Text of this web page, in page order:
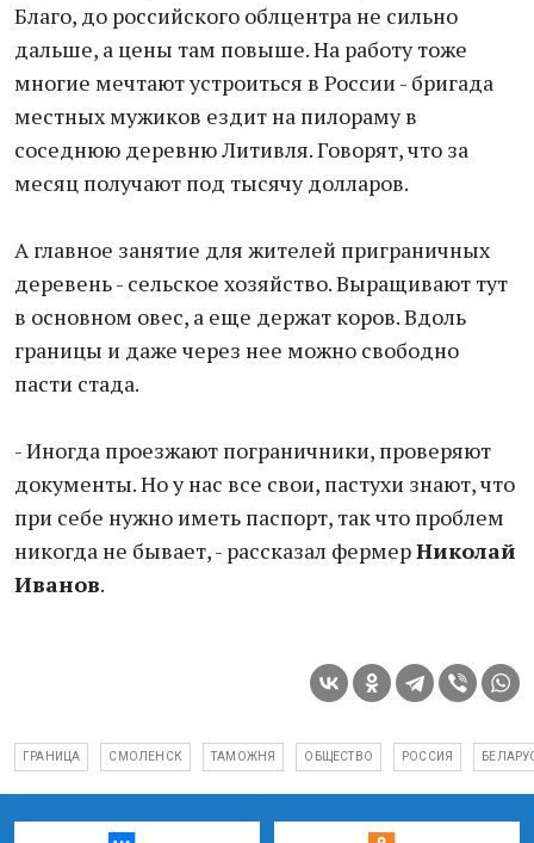
Благо, до российского облцентра не сильно
дальше, а цены там повыше. На работу тоже
многие мечтают устроиться в России - бригада
местных мужиков ездит на пилораму в
соседнюю деревню Литивля. Говорят, что за
месяц получают под тысячу долларов.
А главное занятие для жителей приграничных
деревень - сельское хозяйство. Выращивают тут
в основном овес, а еще держат коров. Вдоль
границы и даже через нее можно свободно
пасти стада.
- Иногда проезжают пограничники, проверяют
документы. Но у нас все свои, пастухи знают, что
при себе нужно иметь паспорт, так что проблем
никогда не бывает, - рассказал фермерНиколай
Иванов.
ГРАНИЦА СМОЛЕНСК ТАМОЖНЯ ОБЩЕСТВО РОССИЯ